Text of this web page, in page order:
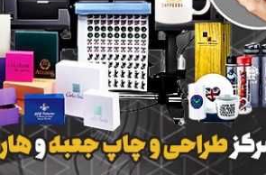
نتیجه ای